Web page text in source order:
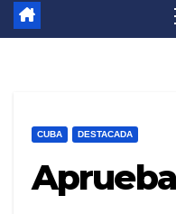
CUBA DESTACADA